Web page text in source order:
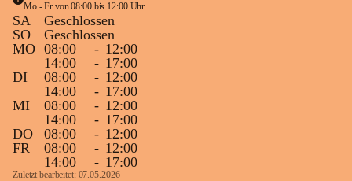
Mo - Fr von 08:00 bis 12:00 Uhr.
SA
Geschlossen
SO
Geschlossen
MO 08:00 - 12:00
14:00
- 17:00
DI
08:00 - 12:00
14:00
- 17:00
MI
08:00 - 12:00
14:00
- 17:00
DO
08:00 - 12:00
FR
08:00 - 12:00
14:00
- 17:00
Zuletzt bearbeitet: 07.05.2026